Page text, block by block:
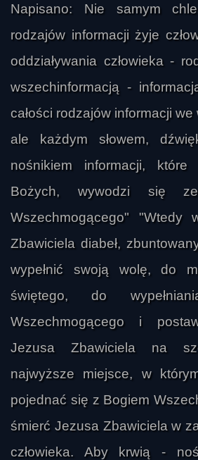
Napisano: Nie samym
rodzajów informacji żyje
oddziaływania człowieka -
wszechinformacją -
całości rodzajów informacji
ale każdym słowem,
nośnikiem informacji,
Bożych, wywodzi się
Wszechmogącego" "Wtedy
Zbawiciela diabeł,
wypełnić swoją wolę, do
świętego, do
Wszechmogącego i
Jezusa Zbawiciela na
najwyższe miejsce, w
pojednać się z Bogiem
śmierć Jezusa Zbawiciela w
człowieka. Aby krwią -